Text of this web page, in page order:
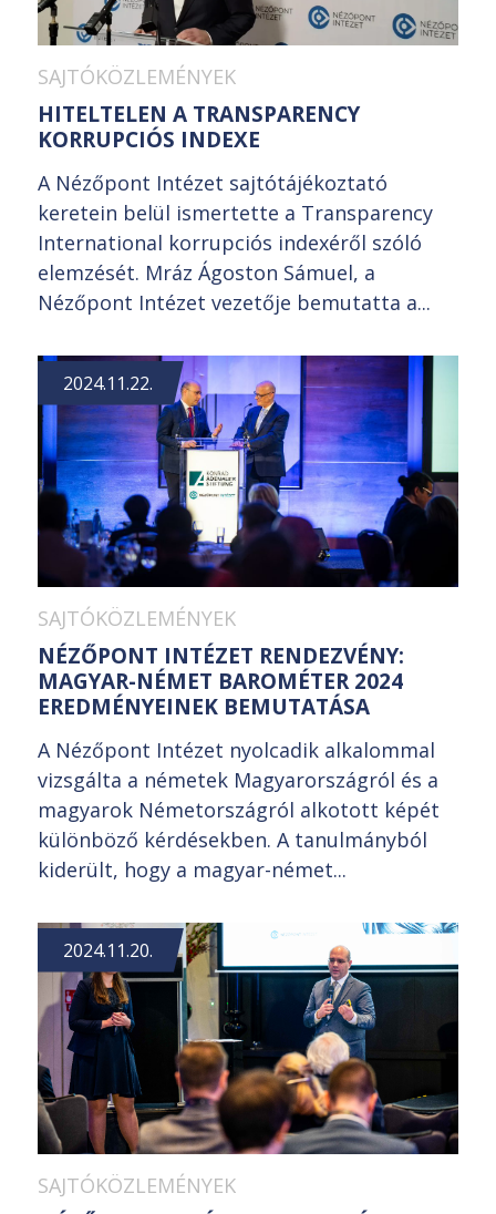
SAJTÓKÖZLEMÉNYEK
HITELTELEN A TRANSPARENCY
KORRUPCIÓS INDEXE
A Nézőpont Intézet sajtótájékoztató
keretein belül ismertette a Transparency
International korrupciós indexéről szóló
elemzését. Mráz Ágoston Sámuel, a
Nézőpont Intézet vezetője bemutatta a...
2024.11.22.
SAJTÓKÖZLEMÉNYEK
NÉZŐPONT INTÉZET RENDEZVÉNY:
MAGYAR-NÉMET BAROMÉTER 2024
EREDMÉNYEINEK BEMUTATÁSA
A Nézőpont Intézet nyolcadik alkalommal
vizsgálta a németek Magyarországról és a
magyarok Németországról alkotott képét
különböző kérdésekben. A tanulmányból
kiderült, hogy a magyar-német...
2024.11.20.
SAJTÓKÖZLEMÉNYEK